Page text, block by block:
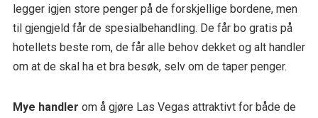
legger igjen store penger på de forskjellige bordene, men
til gjengjeld får de spesialbehandling. De får bo gratis på
hotellets beste rom, de får alle behov dekket og alt handler
om at de skal ha et bra besøk, selv om de taper penger.
Mye handler om å gjøre Las Vegas attraktivt for både de